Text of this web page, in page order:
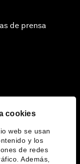
cookies
web se usan
y los
de redes
Además,
de prensa